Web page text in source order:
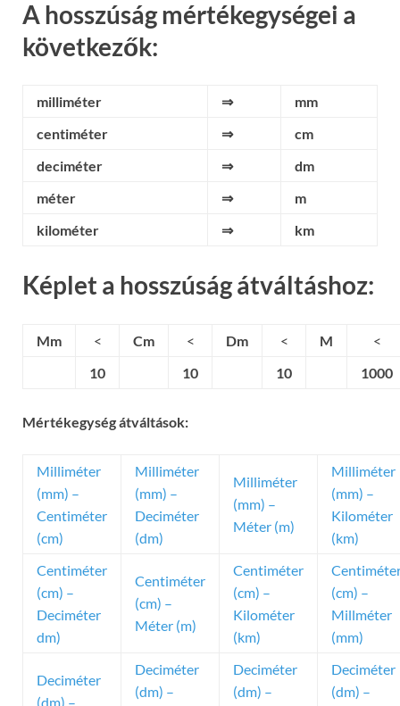
A hosszúság mértékegységei a
következők:
milliméter ⇒
mm
centiméter
⇒
cm
deciméter
⇒
dm
méter
⇒
m
kilométer
⇒ km
Képlet a hosszúság átváltáshoz:
Mm < Cm < Dm < M
<
10
10 10 1000
Mértékegység átváltások:
Milliméter
(mm) –
Centiméter
(cm)
Milliméter
(mm) –
Deciméter
(dm)
Milliméter
(mm) –
Méter (m)
Milliméter
(mm) –
Kilométer
(km)
Centiméter
(cm) –
Deciméter
dm)
Centiméter
(cm) –
Méter (m)
Centiméter
(cm) –
Kilométer
(km)
(cm) –
Millméter
(mm)
Deciméter
(dm) –
Deciméter
(dm) –
Deciméter
(dm) –
Deciméter
(dm) –